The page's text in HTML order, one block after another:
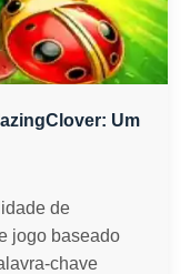
Um
de
jogo baseado
chave